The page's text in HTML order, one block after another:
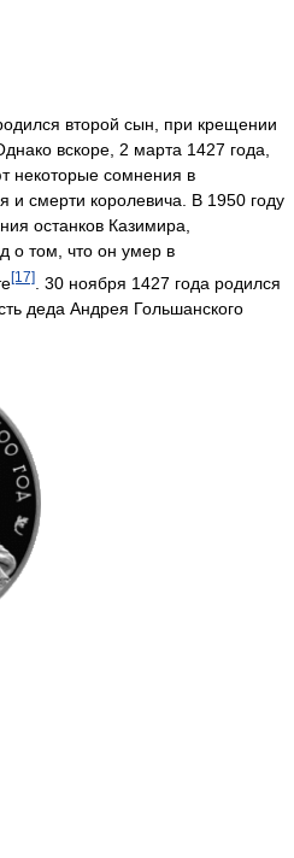
второй сын, при крещении
вскоре, 2 марта 1427 года,
некоторые сомнения в
и смерти королевича. В 1950 году
останков Казимира,
о том, что он умер в
[17]
. 30 ноября 1427 года родился
деда Андрея Гольшанского